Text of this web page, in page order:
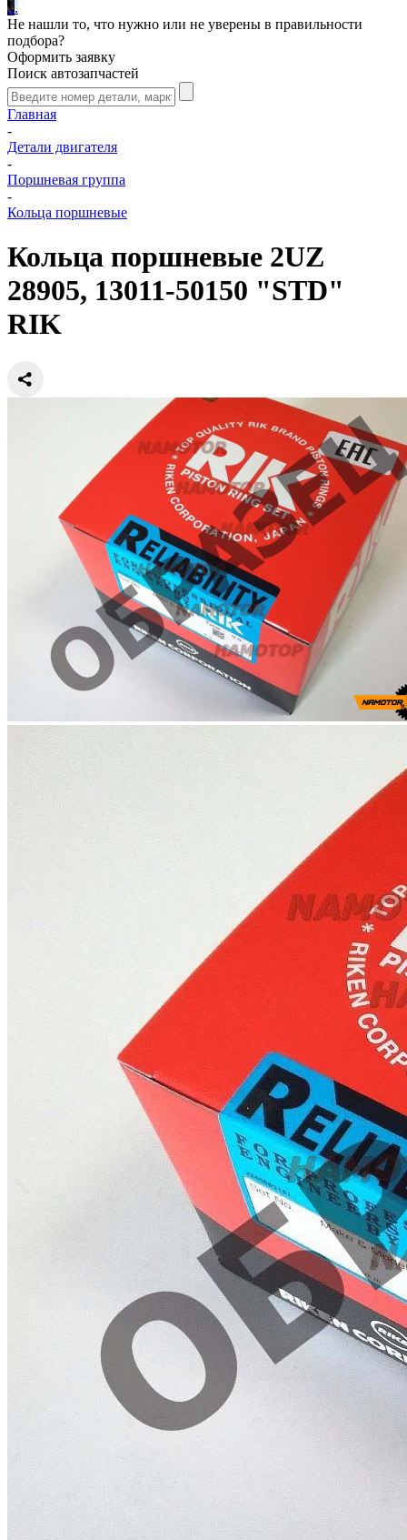
...
Не нашли то, что нужно или не уверены в правильности
подбора?
Оформить заявку
Поиск автозапчастей
Главная
-
Детали двигателя
-
Поршневая группа
-
Кольца поршневые
Кольца поршневые 2UZ
28905, 13011-50150 "STD"
RIK